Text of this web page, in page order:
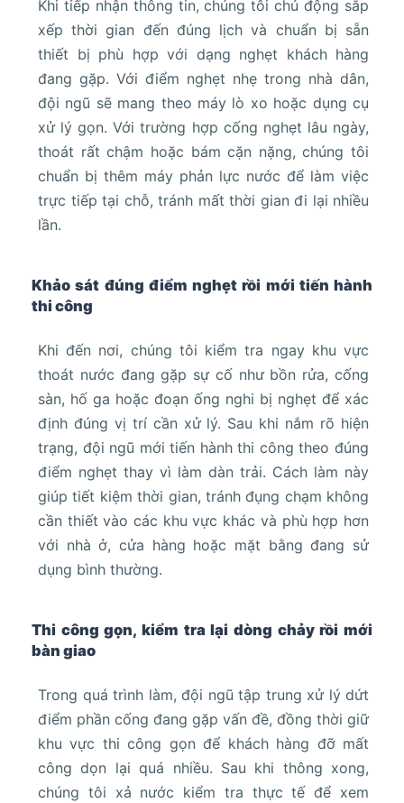
Khi tiếp nhận thông tin, chúng tôi chủ động sắp
xếp thời gian đến đúng lịch và chuẩn bị sẵn
thiết bị phù hợp với dạng nghẹt khách hàng
đang gặp. Với điểm nghẹt nhẹ trong nhà dân,
đội ngũ sẽ mang theo máy lò xo hoặc dụng cụ
xử lý gọn. Với trường hợp cống nghẹt lâu ngày,
thoát rất chậm hoặc bám cặn nặng, chúng tôi
chuẩn bị thêm máy phản lực nước để làm việc
trực tiếp tại chỗ, tránh mất thời gian đi lại nhiều
lần.
Khảo sát đúng điểm nghẹt rồi mới tiến hành
thi công
Khi đến nơi, chúng tôi kiểm tra ngay khu vực
thoát nước đang gặp sự cố như bồn rửa, cống
sàn, hố ga hoặc đoạn ống nghi bị nghẹt để xác
định đúng vị trí cần xử lý. Sau khi nắm rõ hiện
trạng, đội ngũ mới tiến hành thi công theo đúng
điểm nghẹt thay vì làm dàn trải. Cách làm này
giúp tiết kiệm thời gian, tránh đụng chạm không
cần thiết vào các khu vực khác và phù hợp hơn
với nhà ở, cửa hàng hoặc mặt bằng đang sử
dụng bình thường.
Thi công gọn, kiểm tra lại dòng chảy rồi mới
bàn giao
Trong quá trình làm, đội ngũ tập trung xử lý dứt
điểm phần cống đang gặp vấn đề, đồng thời giữ
khu vực thi công gọn để khách hàng đỡ mất
công dọn lại quá nhiều. Sau khi thông xong,
chúng tôi xả nước kiểm tra thực tế để xem